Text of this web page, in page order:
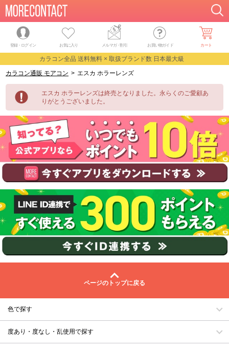
登録・ログイン お気に入り メルマガ・割引 お買い物ガイド カート
カラコン全品 送料無料 × 取扱ブランド数 日本最大級
カラコン通販 モアコン > エスカ ホラーレンズ
エスカ ホラーレンズは終売となりました。永らくのご愛顧あ
りがとうございました。
ページのトップに戻る
色で探す
度あり・度なし・乱使用で探す